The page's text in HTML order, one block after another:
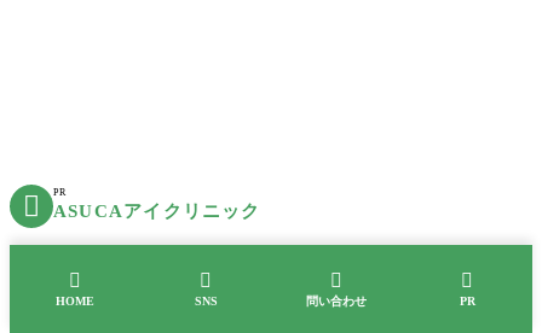
 PR
ASUCAアイクリニック
募集
Webライター

HOME

SNS

問い合わせ

PR